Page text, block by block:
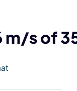
m/s of